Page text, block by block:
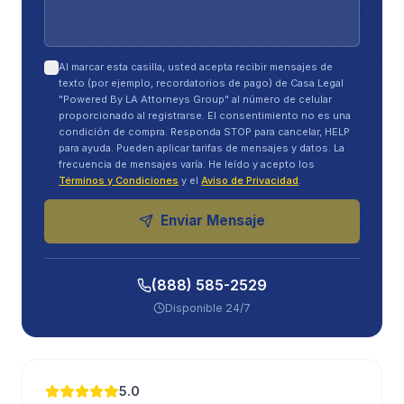
por muerte por negligencia en
California
En California, la ley limita quién puede presentar un
reclamo por muerte por negligencia. Las personas
con derecho a presentar incluyen:
El cónyuge o pareja doméstica sobreviviente
, si los hijos ya fallecieron
heredar
bajo las leyes de sucesión intestada de
Al marcar esta casilla, usted acepta recibir mensajes de
texto (por ejemplo, recordatorios de pago) de Casa Legal
"Powered By LA Attorneys Group" al número de celular
proporcionado al registrarse. El consentimiento no es una
condición de compra. Responda STOP para cancelar, HELP
para ayuda. Pueden aplicar tarifas de mensajes y datos. La
frecuencia de mensajes varía. He leído y acepto los
Términos y Condiciones y el Aviso de Privacidad
Enviar Mensaje
(888) 585-2529
Disponible 24/7
5.0